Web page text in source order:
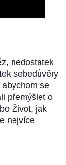
nedostatek
sebedůvěry
se
přemýšlet o
Život, jak
nejvíce